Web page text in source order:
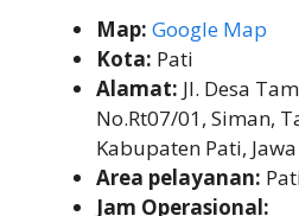
Map: Google Map
Kota: Pati
Alamat: Jl. Desa
No.Rt07/01, Siman,
Kabupaten Pati,
Area pelayanan:
Jam Operasional: